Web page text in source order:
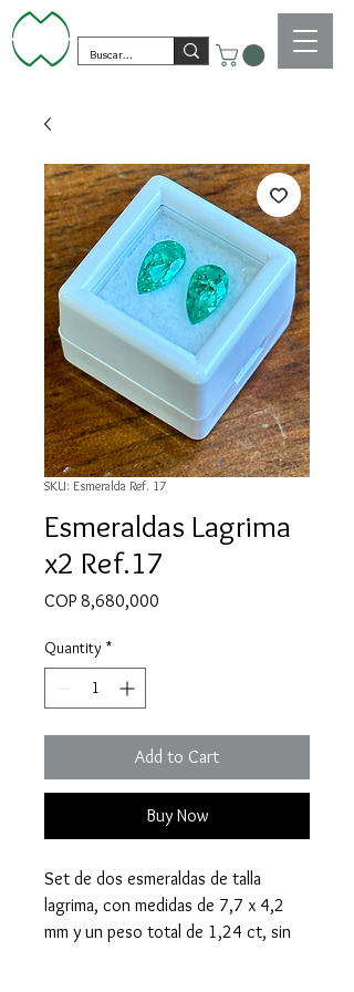
SKU: Esmeralda Ref. 17
Esmeraldas Lagrima
x2 Ref.17
COP 8,680,000
Quantity *
Add to Cart
Buy Now
Set de dos esmeraldas de talla
lagrima, con medidas de 7,7 x 4,2
mm y un peso total de 1,24 ct, sin